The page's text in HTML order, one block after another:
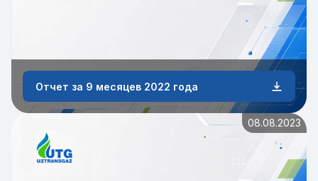
Отчет за 9 месяцев 2022 года
08.08.2023